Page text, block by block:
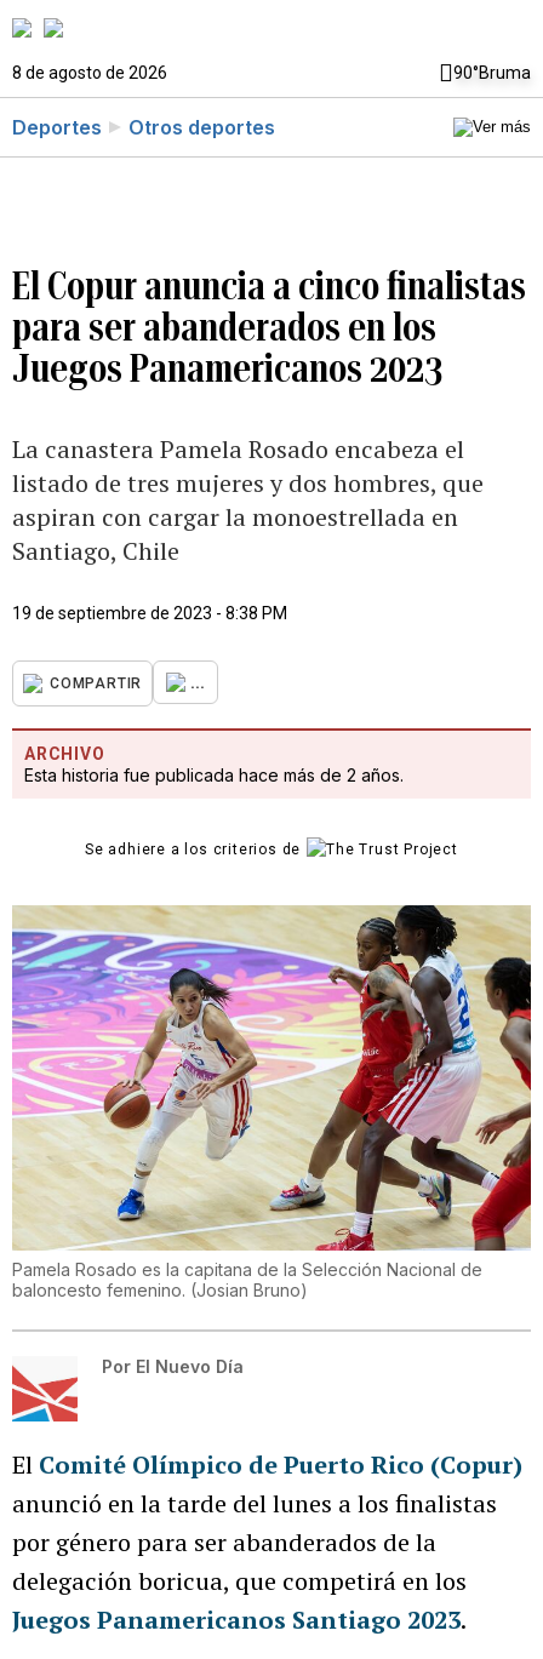
8 de agosto de 2026 90°Bruma
Deportes Otros deportes
El Copur anuncia a cinco finalistas
para ser abanderados en los
Juegos Panamericanos 2023
La canastera Pamela Rosado encabeza el
listado de tres mujeres y dos hombres, que
aspiran con cargar la monoestrellada en
Santiago, Chile
19 de septiembre de 2023 - 8:38 PM
COMPARTIR ...
ARCHIVO
Esta historia fue publicada hace más de 2 años.
Se adhiere a los criterios de
Pamela Rosado es la capitana de la Selección Nacional de
baloncesto femenino. (Josian Bruno)
Por El Nuevo Día
El Comité Olímpico de Puerto Rico (Copur)
anunció en la tarde del lunes a los finalistas
por género para ser abanderados de la
delegación boricua, que competirá en los
Juegos Panamericanos Santiago 2023.